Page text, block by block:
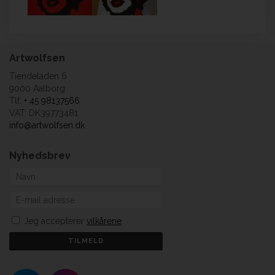
Artwolfsen
Tiendeladen 6
9000 Aalborg
Tlf: + 45 98137566
VAT: DK39773481
info@artwolfsen.dk
Nyhedsbrev
Jeg accepterer vilkårene